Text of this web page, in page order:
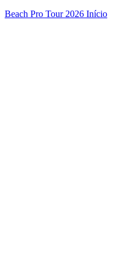
Beach Pro Tour 2026 Início